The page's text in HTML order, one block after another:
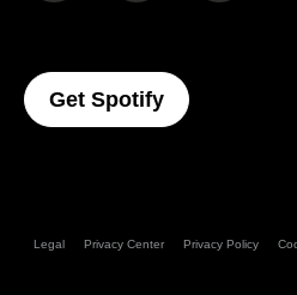
Get Spotify(opens In A
Legal Privacy Center Privacy Policy